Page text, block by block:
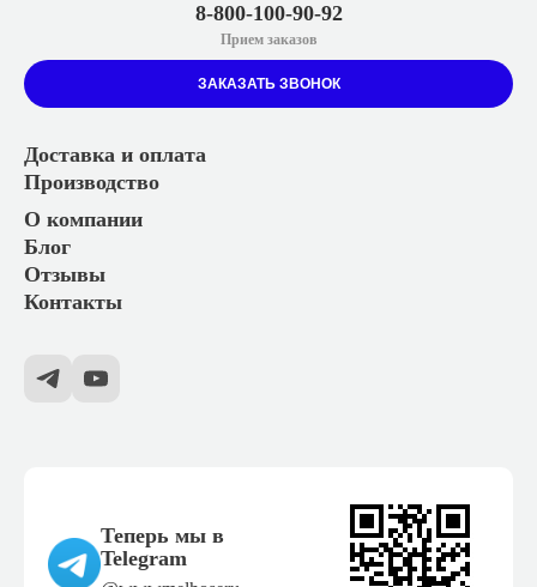
Доставка и оплата
Производство
О компании
Блог
Отзывы
Контакты
8-800-100-90-92
Прием заказов
ЗАКАЗАТЬ ЗВОНОК
Теперь мы в
Telegram